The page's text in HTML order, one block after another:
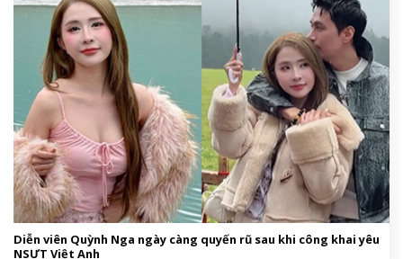
Diễn viên Quỳnh Nga ngày càng quyến rũ sau khi công khai yêu
NSƯT Việt Anh